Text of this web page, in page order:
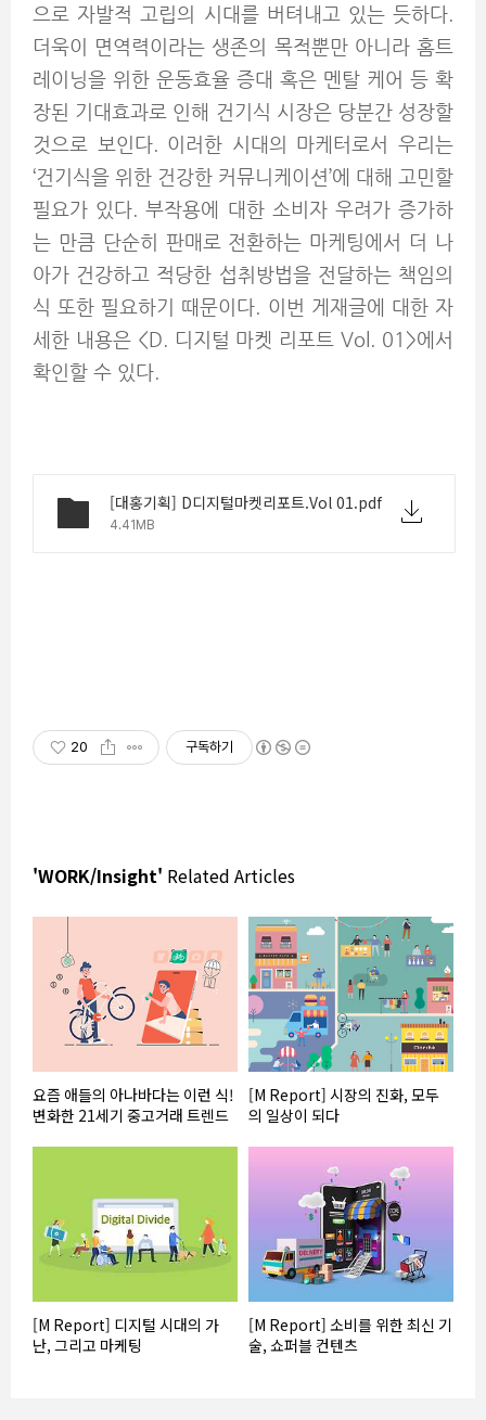
으로 자발적 고립의 시대를 버텨내고 있는 듯하다.
더욱이 면역력이라는 생존의 목적뿐만 아니라 홈트
레이닝을 위한 운동효율 증대 혹은 멘탈 케어 등 확
장된 기대효과로 인해 건기식 시장은 당분간 성장할
것으로 보인다. 이러한 시대의 마케터로서 우리는
‘건기식을 위한 건강한 커뮤니케이션’에 대해 고민할
필요가 있다. 부작용에 대한 소비자 우려가 증가하
는 만큼 단순히 판매로 전환하는 마케팅에서 더 나
아가 건강하고 적당한 섭취방법을 전달하는 책임의
식 또한 필요하기 때문이다. 이번 게재글에 대한 자
세한 내용은 <D. 디지털 마켓 리포트 Vol. 01>에서
확인할 수 있다.
[대홍기획] D디지털마켓리포트.Vol 01.pdf
4.41MB
20 구독하기
'WORK/Insight' Related Articles
요즘 애들의 아나바다는 이런 식!
변화한 21세기 중고거래 트렌드
[M Report] 시장의 진화, 모두
의 일상이 되다
[M Report] 디지털 시대의 가
난, 그리고 마케팅
[M Report] 소비를 위한 최신 기
술, 쇼퍼블 컨텐츠